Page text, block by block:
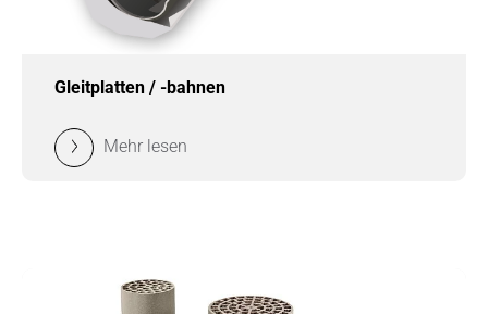
Gleitplatten / -bahnen
Mehr lesen